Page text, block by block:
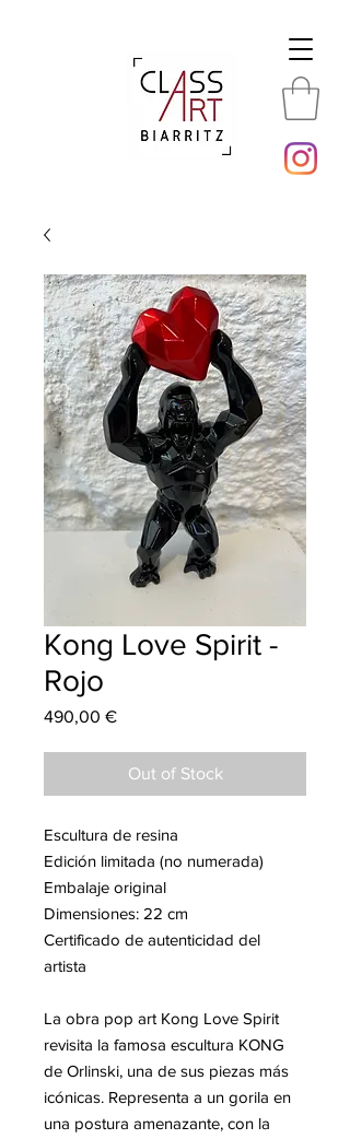
Kong Love Spirit -
Rojo
490,00 €Price
Out of Stock
Escultura de resina
Edición limitada (no numerada)
Embalaje original
Dimensiones: 22 cm
Certificado de autenticidad del
artista
La obra pop art Kong Love Spirit
revisita la famosa escultura KONG
de Orlinski, una de sus piezas más
icónicas. Representa a un gorila en
una postura amenazante, con la